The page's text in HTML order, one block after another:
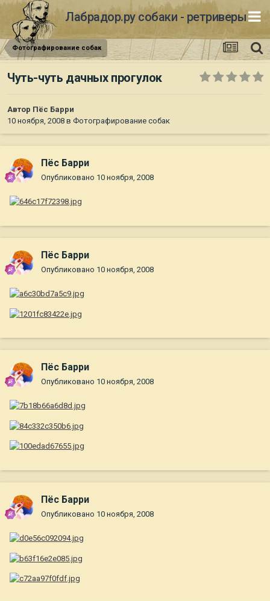
Лабрадор.ру собаки - ретриверы
Фотографирование собак
Чуть-чуть дачных прогулок
Автор Пёс Барри
10 ноября, 2008 в Фотографирование собак
Пёс Барри
Опубликовано 10 ноября, 2008
Пёс Барри
Опубликовано 10 ноября, 2008
Пёс Барри
Опубликовано 10 ноября, 2008
Пёс Барри
Опубликовано 10 ноября, 2008